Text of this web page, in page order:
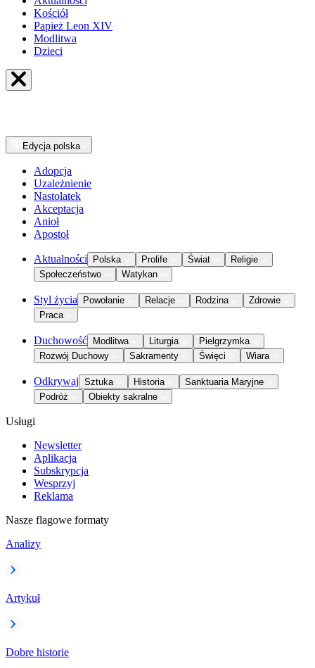
Kościół
Papież Leon XIV
Modlitwa
Dzieci
Edycja polska
Adopcja
Uzależnienie
Nastolatek
Akceptacja
Anioł
Apostoł
Aktualności Polska Prolife Świat
Religie
Społeczeństwo
Watykan
Styl życia Powołanie Relacje Rodzina
Zdrowie
Praca
Duchowość Modlitwa Liturgia
Pielgrzymka
Rozwój Duchowy
Sakramenty Święci Wiara
Odkrywaj Sztuka Historia
Sanktuaria Maryjne
Podróż
Obiekty sakralne
Usługi
Newsletter
Aplikacja
Subskrypcja
Wesprzyj
Reklama
Nasze flagowe formaty
Analizy
Artykuł
Dobre historie